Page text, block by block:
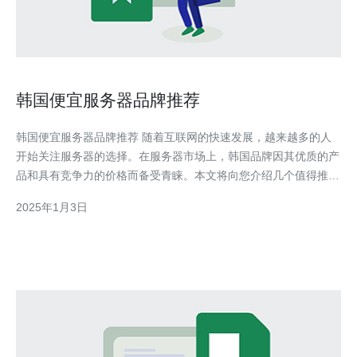
韩国便宜服务器品牌推荐
韩国便宜服务器品牌推荐 随着互联网的快速发展，越来越多的人
开始关注服务器的选择。在服务器市场上，韩国品牌因其优质的产
品和具有竞争力的价格而备受青睐。本文将向您介绍几个值得推荐
也是服务器领域的领导者之一。LG的服务器产品以其稳定性和高
2025年1月3日